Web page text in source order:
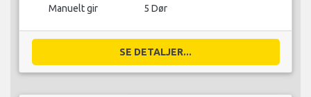
Manuelt gir 5 Dør
SE DETALJER...